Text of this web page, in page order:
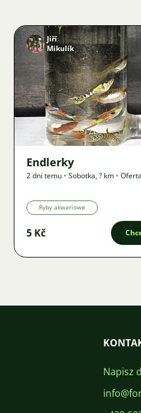
Zdjęcie
Jiří
Mikulík
71
Endlerky
2 dni temu • Sobotka,? km • Oferta
Ryby akwariowe
5 Kč
Napisz